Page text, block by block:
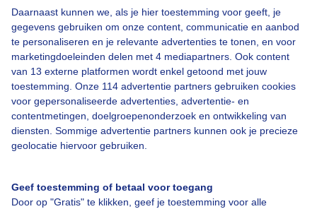
Daarnaast kunnen we, als je hier toestemming voor geeft, je
gegevens gebruiken om onze content, communicatie en aanbod
te personaliseren en je relevante advertenties te tonen, en voor
marketingdoeleinden delen met 4 mediapartners. Ook content
van 13 externe platformen wordt enkel getoond met jouw
toestemming. Onze 114 advertentie partners gebruiken cookies
voor gepersonaliseerde advertenties, advertentie- en
contentmetingen, doelgroepenonderzoek en ontwikkeling van
diensten. Sommige advertentie partners kunnen ook je precieze
geolocatie hiervoor gebruiken.
Geef toestemming of betaal voor toegang
Door op "Gratis" te klikken, geef je toestemming voor alle
Over Buienradar
Bedrijfsgegevens
Contact